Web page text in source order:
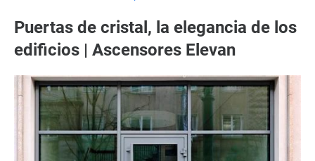
Puertas de cristal, la elegancia de los
edificios | Ascensores Elevan